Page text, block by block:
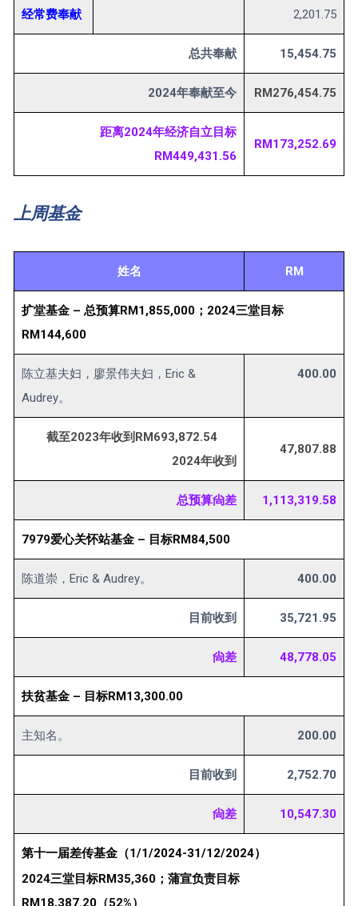
经常费奉献 2,201.75
总共奉献 15,454.75
2024年奉献至今 RM276,454.75
距离2024年经济自立目标
RM449,431.56
RM173,252.69
上周基金
姓名 RM
扩堂基金 – 总预算RM1,855,000；2024三堂目标
RM144,600
陈立基夫妇，廖景伟夫妇，Eric &
Audrey。
400.00
截至2023年收到RM693,872.54
2024年收到
47,807.88
总预算尙差 1,113,319.58
7979爱心关怀站基金 – 目标RM84,500
陈道崇，Eric & Audrey。 400.00
目前收到 35,721.95
尙差 48,778.05
扶贫基金 – 目标RM13,300.00
主知名。 200.00
目前收到 2,752.70
尙差 10,547.30
第十一届差传基金（1/1/2024-31/12/2024）
2024三堂目标RM35,360；蒲宣负责目标
RM18,387.20（52%）